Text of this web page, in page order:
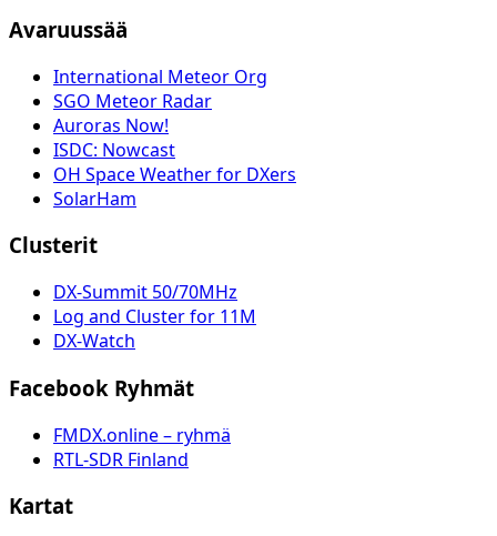
Avaruussää
International Meteor Org
SGO Meteor Radar
Auroras Now!
ISDC: Nowcast
OH Space Weather for DXers
SolarHam
Clusterit
DX-Summit 50/70MHz
Log and Cluster for 11M
DX-Watch
Facebook Ryhmät
FMDX.online – ryhmä
RTL-SDR Finland
Kartat